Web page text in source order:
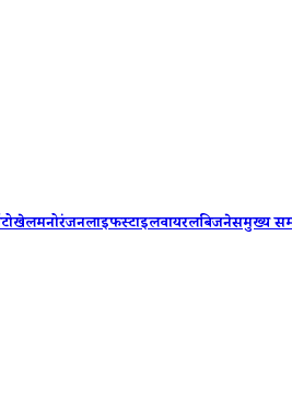
खेलमनोरंजनलाइफस्टाइलवायरलबिजनेसमुख्य